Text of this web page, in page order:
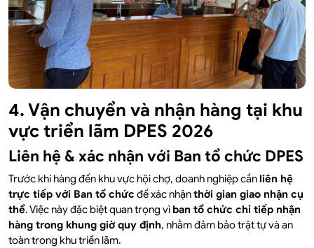
4. Vận chuyển và nhận hàng tại khu
vực triển lãm DPES 2026
Liên hệ & xác nhận với Ban tổ chức DPES
Trước khi hàng đến khu vực hội chợ, doanh nghiệp cần liên hệ
trực tiếp với Ban tổ chức để xác nhậnthời gian giao nhận cụ
thể. Việc này đặc biệt quan trọng vì ban tổ chức chỉ tiếp nhận
hàng trong khung giờ quy định, nhằm đảm bảo trật tự và an
toàn trong khu triển lãm.